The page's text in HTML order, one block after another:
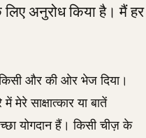
अनुरोध किया है। मैं हर
किसी और की ओर भेज दिया।
साक्षात्कार या बातें
योगदान हैं। किसी चीज़ के